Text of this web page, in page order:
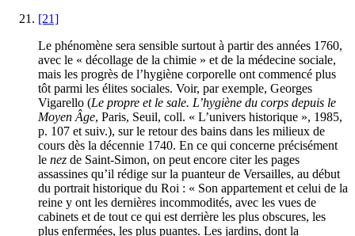
[21]
Le phénomène sera sensible surtout à partir des années 1760,
avec le « décollage de la chimie » et de la médecine sociale,
mais les progrès de l’hygiène corporelle ont commencé plus
tôt parmi les élites sociales. Voir, par exemple, Georges
Vigarello (Le propre et le sale. L’hygiène du corps depuis le
Moyen Âge, Paris, Seuil, coll. « L’univers historique », 1985,
p. 107 et suiv.), sur le retour des bains dans les milieux de
cours dès la décennie 1740. En ce qui concerne précisément
le nez de Saint-Simon, on peut encore citer les pages
assassines qu’il rédige sur la puanteur de Versailles, au début
du portrait historique du Roi : « Son appartement et celui de la
reine y ont les dernières incommodités, avec les vues de
cabinets et de tout ce qui est derrière les plus obscures, les
plus enfermées, les plus puantes. Les jardins, dont la